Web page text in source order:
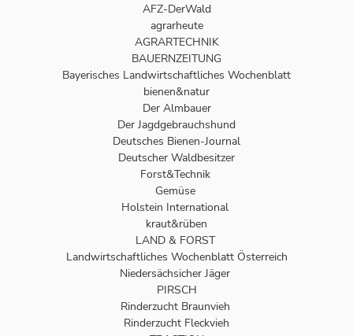
AFZ-DerWald
agrarheute
AGRARTECHNIK
BAUERNZEITUNG
Bayerisches Landwirtschaftliches Wochenblatt
bienen&natur
Der Almbauer
Der Jagdgebrauchshund
Deutsches Bienen-Journal
Deutscher Waldbesitzer
Forst&Technik
Gemüse
Holstein International
kraut&rüben
LAND & FORST
Landwirtschaftliches Wochenblatt Österreich
Niedersächsicher Jäger
PIRSCH
Rinderzucht Braunvieh
Rinderzucht Fleckvieh